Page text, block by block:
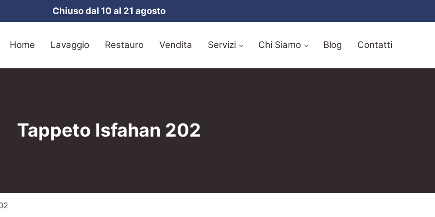
Chiuso dal 10 al 21 agosto
Home Lavaggio Restauro Vendita Servizi Chi Siamo Blog Contatti
Tappeto Isfahan 202